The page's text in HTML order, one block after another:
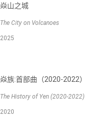
焱山之城
The City on Volcanoes
2025
焱族:首部曲（2020-2022）
The History of Yen (2020-2022)
2020